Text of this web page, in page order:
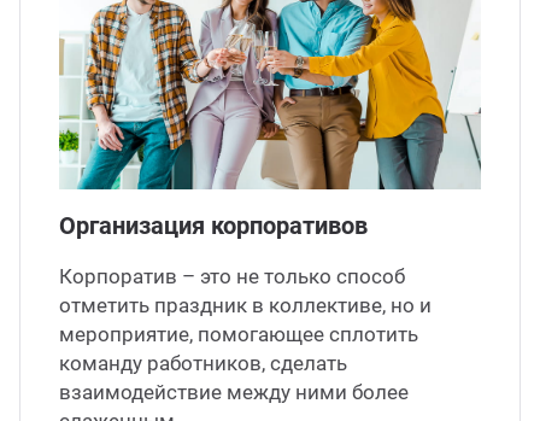
Организация корпоративов
Корпоратив – это не только способ
отметить праздник в коллективе, но и
мероприятие, помогающее сплотить
команду работников, сделать
взаимодействие между ними более